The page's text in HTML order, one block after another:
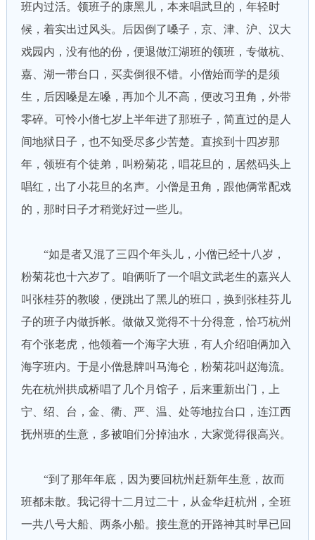
班内过活。领班子的康黑儿，本来唱武旦的，年轻时
候，着实出过风头。后因倒了嗓子，京、津、沪、汉大
戏园内，没有他的份，便退做江湖班的领班，专做杭、
嘉、湖一带台口，买卖倒很不错。小僧始而学的是须
生，后因嗓是左嗓，再加个儿不高，便改习丑角，外带
零碎。可怜小僧七岁上半年进了那班子，简直过的是人
间地狱日子，也不知受尽多少苦楚。直挨到十四岁那
年，领班有个徒弟，叫粉菊花，唱花旦的，居然码头上
唱红，出了小花旦的名声。小僧是丑角，跟他俩常配戏
的，那时日子才稍觉好过一些儿。
“如是者又混了三四个年头儿，小僧已经十八岁，
粉菊花也十六岁了。咱俩听了一个唱文武老生的嘉兴人
叫张桂芬的教唆，便跳出了黑儿的班口，换到张桂芬儿
子的班子内做拆帐。做做又觉得不十分得意，恰巧杭州
有个张老虎，他领着一个海字大班，有人介绍咱俩加入
海字班内。于是小僧悬牌叫马海仑，粉菊花叫赵海流。
先在杭州拱成桥唱了几个月馆子，后来重新出门，上
宁、绍、台，金、衢、严、温、处等地拉台口，连江西
抚州班的生意，多被咱们分掉油水，大家觉得很高兴。
“到了那年年底，因为要回杭州赶新年生意，故而
班都未散。我记得十二月过二十，从金华赶杭州，全班
一共八号大船、两条小船。接生意的开路神其时早已回